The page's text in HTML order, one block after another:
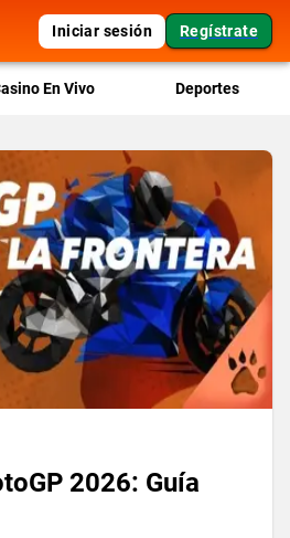
Iniciar sesión Regístrate
En Vivo Deportes
2026: Guía